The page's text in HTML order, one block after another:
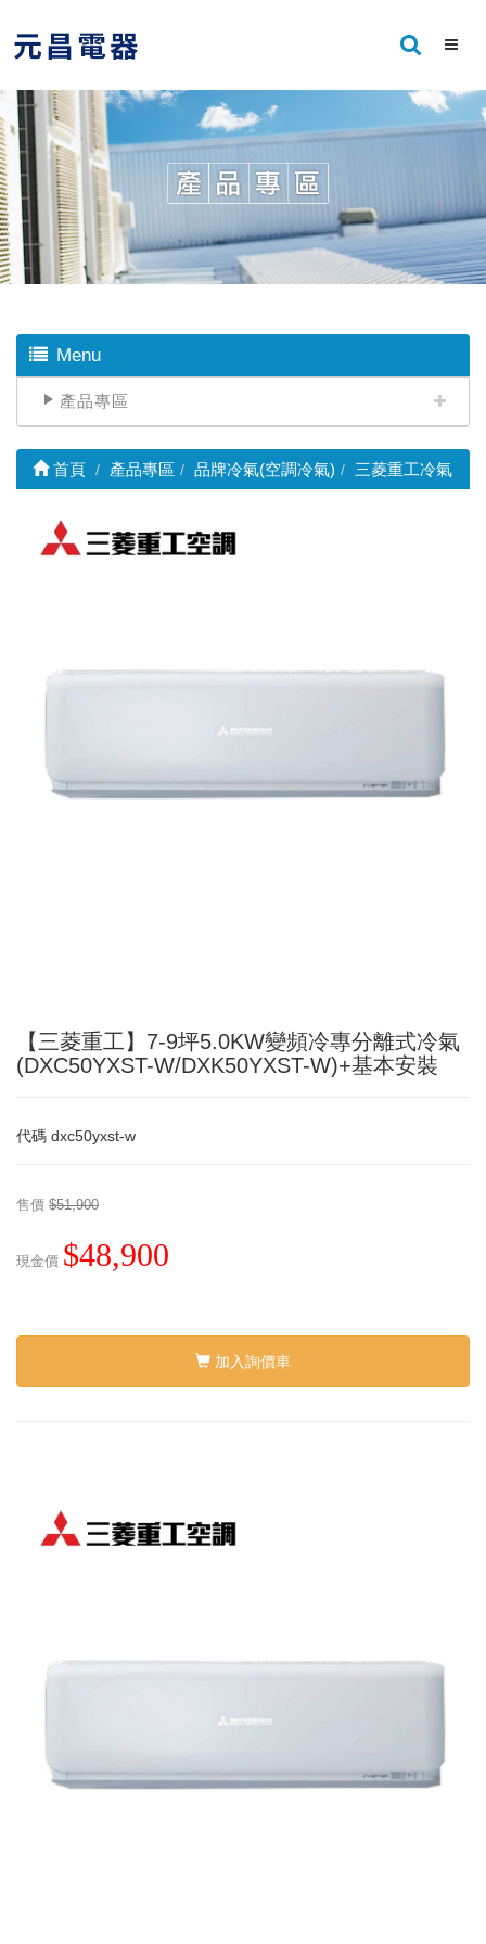
Menu
產品專區
首頁 產品專區 品牌冷氣(空調冷氣) 三菱重工冷氣
【三菱重工】7-9坪5.0KW變頻冷專分離式冷氣
(DXC50YXST-W/DXK50YXST-W)+基本安裝
代碼 dxc50yxst-w
售價 $51,900
現金價 $48,900
加入詢價車